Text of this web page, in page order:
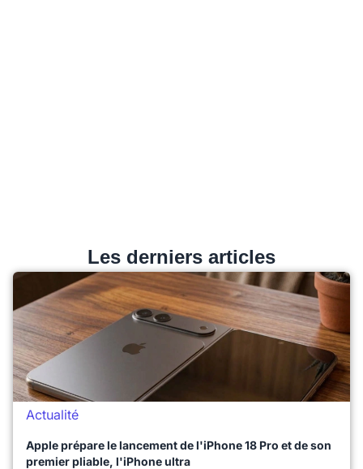
Les derniers articles
Actualité
Apple prépare le lancement de l'iPhone 18 Pro et de son
premier pliable, l'iPhone ultra